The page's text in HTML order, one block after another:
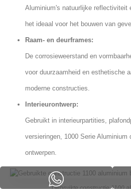
Aluminium's natuurlijke reflectiviteit
het ideaal voor het bouwen van
Raam- en deurframes:
De corrosieweerstand en
voor duurzaamheid en esthetische
moderne constructies.
Interieurontwerp:
Gebruikt in interieurpartities,
versieringen, 1000 Serie Aluminium
ontwerpen.